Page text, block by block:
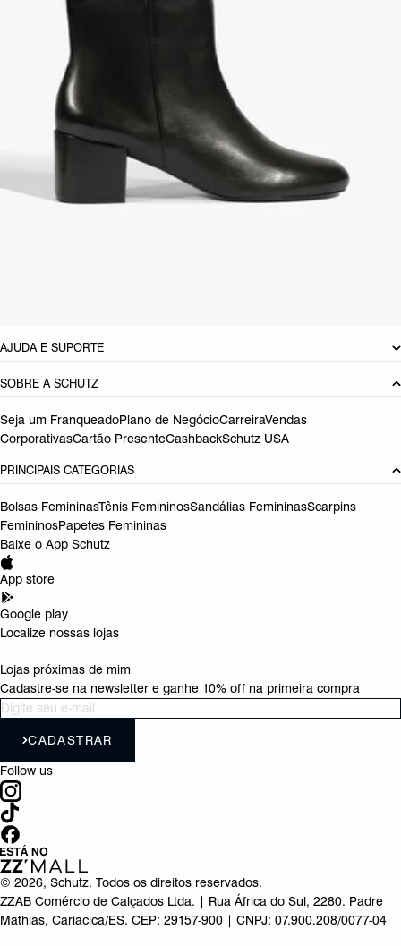
Versátil e cheia de personalidade, essa bota de cano médio é aquele
item que transforma qualquer look. Feita em couro, ela traz o
equilíbrio perfeito entre estilo e conforto, com o salto bloco médio que
garante estabilidade sem abrir mão da elegância. O bico redondo
reforça a vibe descomplicada, enquanto o zíper interno adiciona
praticidade ao dia a dia. Um essencial fashion para quem busca
sofisticação com atitude!
CARACTERÍSTICAS
AJUDA E SUPORTE
SOBRE A SCHUTZ
Seja um FranqueadoPlano de NegócioCarreiraVendas
CorporativasCartão PresenteCashbackSchutz USA
PRINCIPAIS CATEGORIAS
Bolsas FemininasTênis FemininosSandálias FemininasScarpins
FemininosPapetes Femininas
Baixe o App Schutz
App store
Google play
Localize nossas lojas
Lojas próximas de mim
Cadastre-se na newsletter e ganhe 10% off na primeira compra
CADASTRAR
Follow us
© 2026, Schutz. Todos os direitos reservados.
ZZAB Comércio de Calçados Ltda. | Rua África do Sul, 2280. Padre
Mathias, Cariacica/ES. CEP: 29157-900 | CNPJ: 07.900.208/0077-04